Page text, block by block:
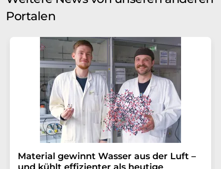
Portalen
Material gewinnt Wasser aus der Luft –